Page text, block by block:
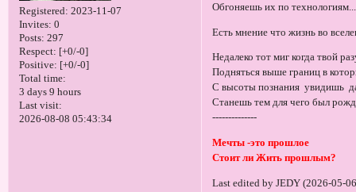
Registered: 2023-11-07
Invites: 0
Posts: 297
Respect: [+0/-0]
Positive: [+0/-0]
Total time:
3 days 9 hours
Last visit:
2026-08-08 05:43:34
Обгоняешь их по технологиям...
Есть мнение что жизнь во
Недалеко тот миг когда твой
Подняться выше границ в
С высоты познания увидишь
Станешь тем для чего был
--------------
Мечты -это прошлое
Стоит ли Жить прошлым?
Last edited by JEDY (2026-05-